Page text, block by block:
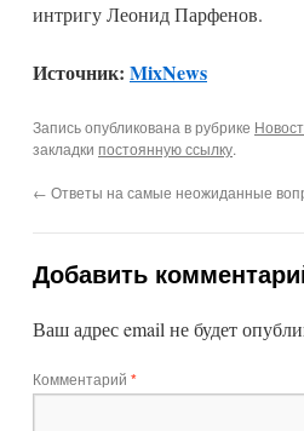
интригу Леонид Парфенов.
Источник: MixNews
Запись опубликована в рубрике
закладки постоянную ссылку.
← Ответы на самые неожиданные
Добавить
Ваш адрес email не будет
Комментарий *